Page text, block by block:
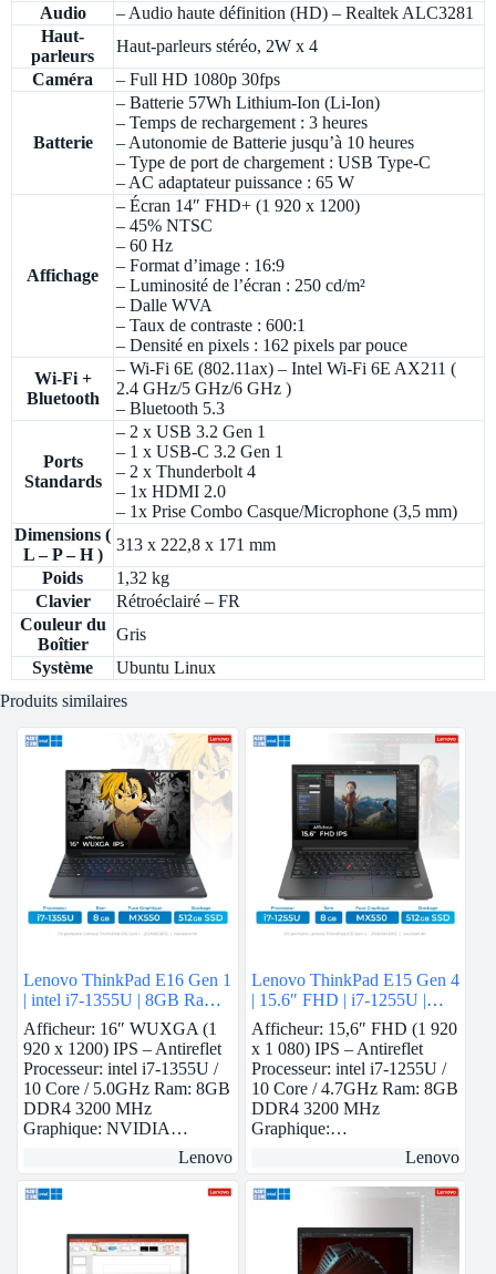
Audio
– Audio haute définition (HD) – Realtek ALC3281
Haut-
parleurs
Haut-parleurs stéréo, 2W x 4
Caméra
– Full HD 1080p 30fps
Batterie
– Batterie 57Wh Lithium-Ion (Li-Ion)
– Temps de rechargement : 3 heures
– Autonomie de Batterie jusqu’à 10 heures
– Type de port de chargement : USB Type-C
– AC adaptateur puissance : 65 W
Affichage
– Écran 14″ FHD+ (1 920 x 1200)
– 45% NTSC
– 60 Hz
– Format d’image : 16:9
– Luminosité de l’écran : 250 cd/m²
– Dalle WVA
– Taux de contraste : 600:1
– Densité en pixels : 162 pixels par pouce
Wi-Fi +
Bluetooth
– Wi-Fi 6E (802.11ax) – Intel Wi-Fi 6E AX211 (
2.4 GHz/5 GHz/6 GHz )
– Bluetooth 5.3
Ports
Standards
– 2 x USB 3.2 Gen 1
– 1 x USB-C 3.2 Gen 1
– 2 x Thunderbolt 4
– 1x HDMI 2.0
– 1x Prise Combo Casque/Microphone (3,5 mm)
Dimensions (
L – P – H )
313 x 222,8 x 171 mm
Poids
1,32 kg
Clavier
Rétroéclairé – FR
Couleur du
Boîtier
Gris
Système
Ubuntu Linux
Produits similaires
Lenovo ThinkPad E16 Gen 1
| intel i7-1355U | 8GB Ram |
Nvidia MX550 | 512GB
SSD
Afficheur: 16″ WUXGA (1
920 x 1200) IPS – Antireflet
Processeur: intel i7-1355U /
10 Core / 5.0GHz Ram: 8GB
DDR4 3200 MHz
Graphique: NVIDIA…
Lenovo
Lenovo ThinkPad E15 Gen 4
| 15.6″ FHD | i7-1255U |
8Gb Ram | Nvidia MX550 |
512 GB SSD
Afficheur: 15,6″ FHD (1 920
x 1 080) IPS – Antireflet
Processeur: intel i7-1255U /
10 Core / 4.7GHz Ram: 8GB
DDR4 3200 MHz
Graphique:…
Lenovo